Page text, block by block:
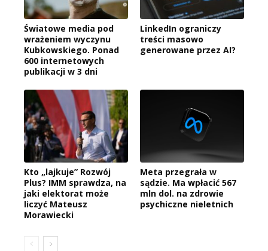
Światowe media pod
wrażeniem wyczynu
Kubkowskiego. Ponad
600 internetowych
publikacji w 3 dni
LinkedIn ograniczy
treści masowo
generowane przez AI?
Kto „lajkuje” Rozwój
Plus? IMM sprawdza, na
jaki elektorat może
liczyć Mateusz
Morawiecki
Meta przegrała w
sądzie. Ma wpłacić 567
mln dol. na zdrowie
psychiczne nieletnich